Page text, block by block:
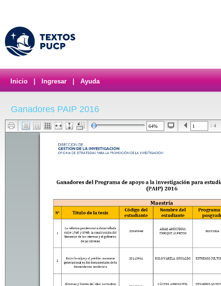
Inicio Ingresar Ayuda
Ganadores PAIP 2016
/ 4